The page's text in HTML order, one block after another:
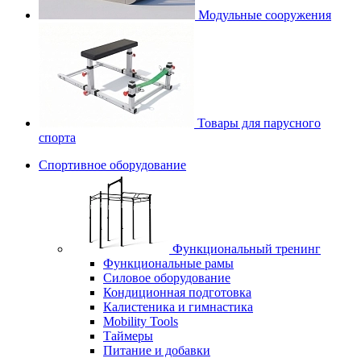
Модульные сооружения
Товары для парусного
спорта
Спортивное оборудование
Функциональный тренинг
Функциональные рамы
Силовое оборудование
Кондиционная подготовка
Калистеника и гимнастика
Mobility Tools
Таймеры
Питание и добавки